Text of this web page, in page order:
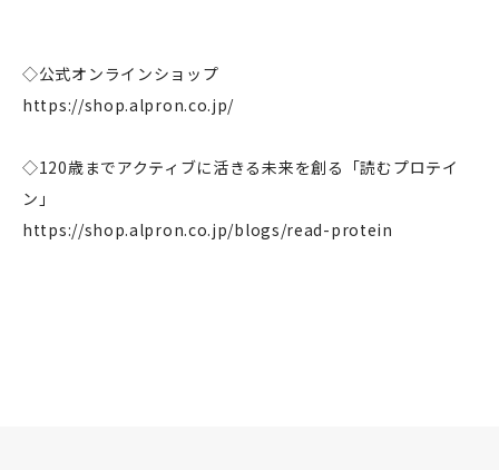
リクルート
OEM
◇公式オンラインショップ
https://shop.alpron.co.jp/
◇120歳までアクティブに活きる未来を創る「読むプロテイ
ン」
https://shop.alpron.co.jp/blogs/read-protein